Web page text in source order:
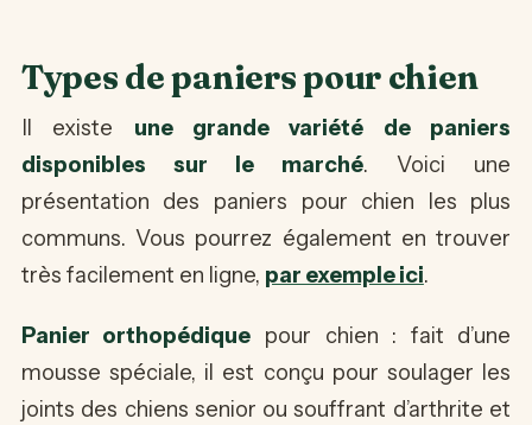
Types de paniers pour chien
Il existe une grande variété de paniers
disponibles sur le marché. Voici une
présentation des paniers pour chien les plus
communs. Vous pourrez également en trouver
très facilement en ligne, par exemple ici.
Panier orthopédique pour chien : fait d’une
mousse spéciale, il est conçu pour soulager les
joints des chiens senior ou souffrant d’arthrite et